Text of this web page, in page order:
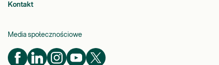
Kontakt
Media społecznościowe